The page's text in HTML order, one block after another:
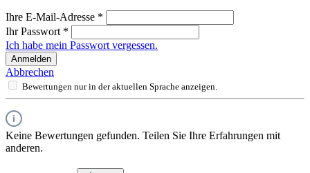
Ihre E-Mail-Adresse *
Ihr Passwort *
Ich habe mein Passwort vergessen.
Anmelden
Abbrechen
Bewertungen nur in der aktuellen Sprache anzeigen.
Keine Bewertungen gefunden. Teilen Sie Ihre Erfahrungen mit
anderen.